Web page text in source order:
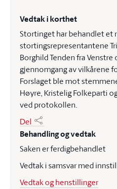
Vedtak i korthet
Stortinget har behandlet et
stortingsrepresentantene
Borghild Tenden fra
gjennomgang av vilkårene
Forslaget ble mot
Høyre, Kristelig Folkeparti
ved protokollen.
Del
Behandling og vedtak
Saken er ferdigbehandlet
Vedtak i samsvar med
Vedtak og henstillinger